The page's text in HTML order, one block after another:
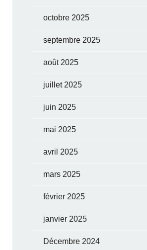
octobre 2025
septembre 2025
août 2025
juillet 2025
juin 2025
mai 2025
avril 2025
mars 2025
février 2025
janvier 2025
Décembre 2024